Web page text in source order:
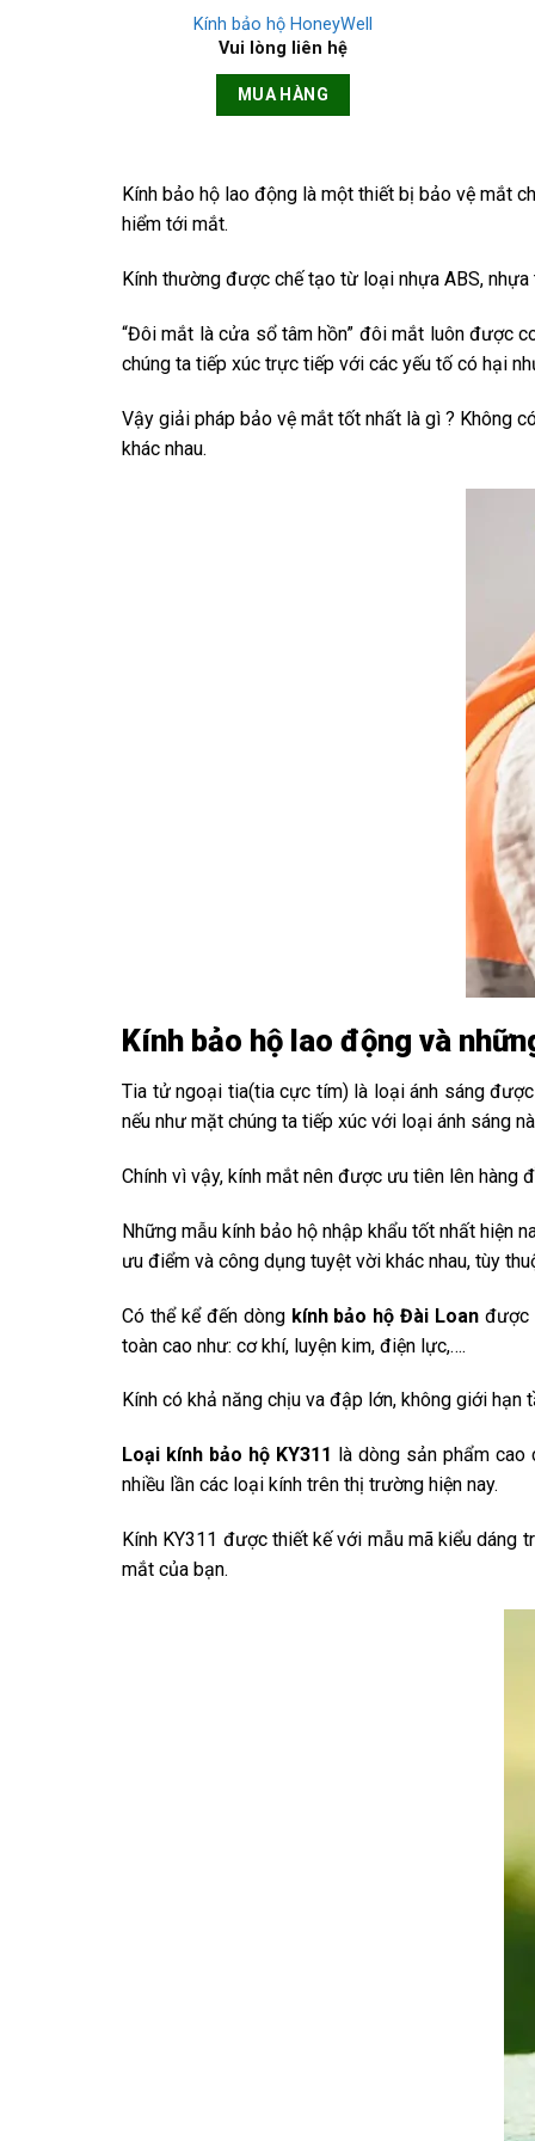
Kính bảo hộ HoneyWell
Vui lòng liên hệ
MUA HÀNG
Kính bảo hộ lao động là một thiết bị bảo vệ mắt
hiểm tới mắt.
Kính thường được chế tạo từ loại nhựa ABS,
“Đôi mắt là cửa sổ tâm hồn” đôi mắt luôn được
chúng ta tiếp xúc trực tiếp với các yếu tố có hại
Vậy giải pháp bảo vệ mắt tốt nhất là gì ? Không
khác nhau.
Kính bảo hộ lao động và
Tia tử ngoại tia(tia cực tím) là loại ánh sáng
nếu như mặt chúng ta tiếp xúc với loại ánh sáng
Chính vì vậy, kính mắt nên được ưu tiên lên
Những mẫu kính bảo hộ nhập khẩu tốt nhất hiện
ưu điểm và công dụng tuyệt vời khác nhau, tùy
Có thể kể đến dòng kính bảo hộ Đài Loanđược
toàn cao như: cơ khí, luyện kim, điện lực,….
Kính có khả năng chịu va đập lớn, không giới
Loại kính bảo hộ KY311 là dòng sản phẩm
nhiều lần các loại kính trên thị trường hiện nay.
Kính KY311 được thiết kế với mẫu mã kiểu
mắt của bạn.